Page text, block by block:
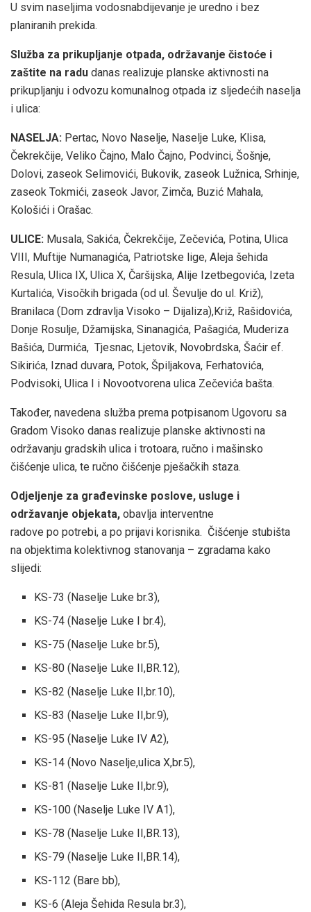
U svim naseljima vodosnabdijevanje je uredno i bez
planiranih prekida.
Služba za prikupljanje otpada, održavanje čistoće i
zaštite na radu danas realizuje planske aktivnosti na
prikupljanju i odvozu komunalnog otpada iz sljedećih naselja
i ulica:
NASELJA: Pertac, Novo Naselje, Naselje Luke, Klisa,
Čekrekčije, Veliko Čajno, Malo Čajno, Podvinci, Šošnje,
Dolovi, zaseok Selimovići, Bukovik, zaseok Lužnica, Srhinje,
zaseok Tokmići, zaseok Javor, Zimča, Buzić Mahala,
Kološići i Orašac.
ULICE: Musala, Sakića, Čekrekčije, Zečevića, Potina, Ulica
VIII, Muftije Numanagića, Patriotske lige, Aleja šehida
Resula, Ulica IX, Ulica X, Čaršijska, Alije Izetbegovića, Izeta
Kurtalića, Visočkih brigada (od ul. Ševulje do ul. Križ),
Branilaca (Dom zdravlja Visoko – Dijaliza),Križ, Rašidovića,
Donje Rosulje, Džamijska, Sinanagića, Pašagića, Muderiza
Bašića, Durmića, Tjesnac, Ljetovik, Novobrdska, Šaćir ef.
Sikirića, Iznad duvara, Potok, Špiljakova, Ferhatovića,
Podvisoki, Ulica I i Novootvorena ulica Zečevića bašta.
Također, navedena služba prema potpisanom Ugovoru sa
Gradom Visoko danas realizuje planske aktivnosti na
održavanju gradskih ulica i trotoara, ručno i mašinsko
čišćenje ulica, te ručno čišćenje pješačkih staza.
Odjeljenje za građevinske poslove, usluge i
održavanje objekata, obavlja interventne
radove po potrebi, a po prijavi korisnika. Čišćenje stubišta
na objektima kolektivnog stanovanja – zgradama kako
slijedi:
KS-73 (Naselje Luke br.3),
KS-74 (Naselje Luke I br.4),
KS-75 (Naselje Luke br.5),
KS-80 (Naselje Luke II,BR.12),
KS-82 (Naselje Luke II,br.10),
KS-83 (Naselje Luke II,br.9),
KS-95 (Naselje Luke IV A2),
KS-14 (Novo Naselje,ulica X,br.5),
KS-81 (Naselje Luke II,br.9),
KS-100 (Naselje Luke IV A1),
KS-78 (Naselje Luke II,BR.13),
KS-79 (Naselje Luke II,BR.14),
KS-112 (Bare bb),
KS-6 (Aleja Šehida Resula br.3),